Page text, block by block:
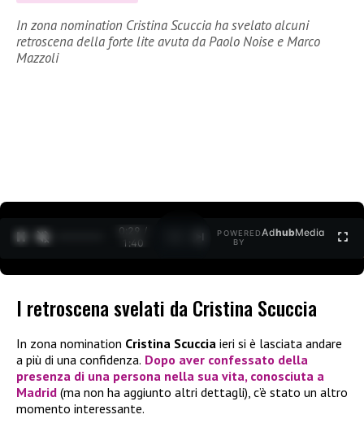
In zona nomination Cristina Scuccia ha svelato alcuni
retroscena della forte lite avuta da Paolo Noise e Marco
Mazzoli
0:30 /
1:40
POWERED
BY
AdhubMedia
I retroscena svelati da Cristina Scuccia
In zona nomination Cristina Scuccia ieri si è lasciata andare
a più di una confidenza. Dopo aver confessato della
presenza di una persona nella sua vita, conosciuta a
Madrid (ma non ha aggiunto altri dettagli), c’è stato un altro
momento interessante.